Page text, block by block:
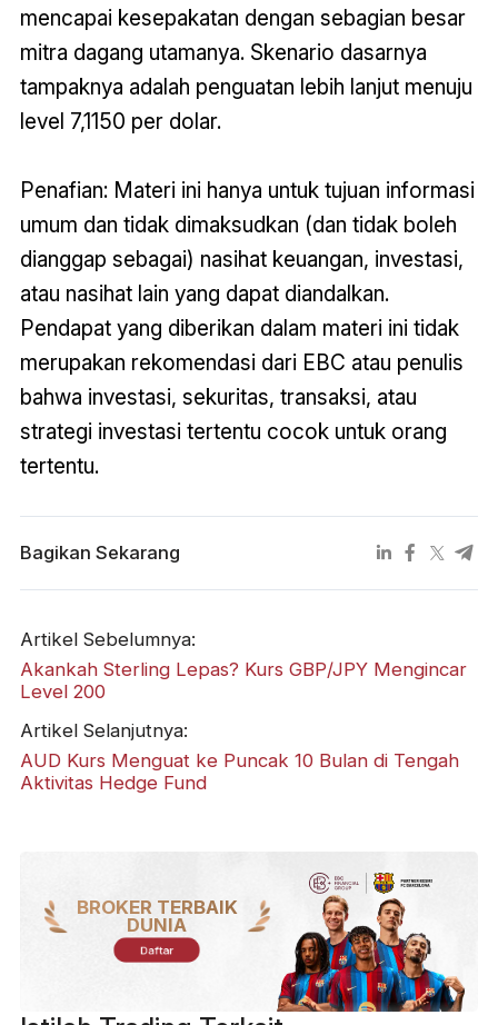
mencapai kesepakatan dengan sebagian besar
mitra dagang utamanya. Skenario dasarnya
tampaknya adalah penguatan lebih lanjut menuju
level 7,1150 per dolar.
Penafian: Materi ini hanya untuk tujuan informasi
umum dan tidak dimaksudkan (dan tidak boleh
dianggap sebagai) nasihat keuangan, investasi,
atau nasihat lain yang dapat diandalkan.
Pendapat yang diberikan dalam materi ini tidak
merupakan rekomendasi dari EBC atau penulis
bahwa investasi, sekuritas, transaksi, atau
strategi investasi tertentu cocok untuk orang
tertentu.
Bagikan Sekarang
Artikel Sebelumnya:
Akankah Sterling Lepas? Kurs GBP/JPY Mengincar
Level 200
Artikel Selanjutnya:
AUD Kurs Menguat ke Puncak 10 Bulan di Tengah
Aktivitas Hedge Fund
BROKER TERBAIK
DUNIA
Daftar